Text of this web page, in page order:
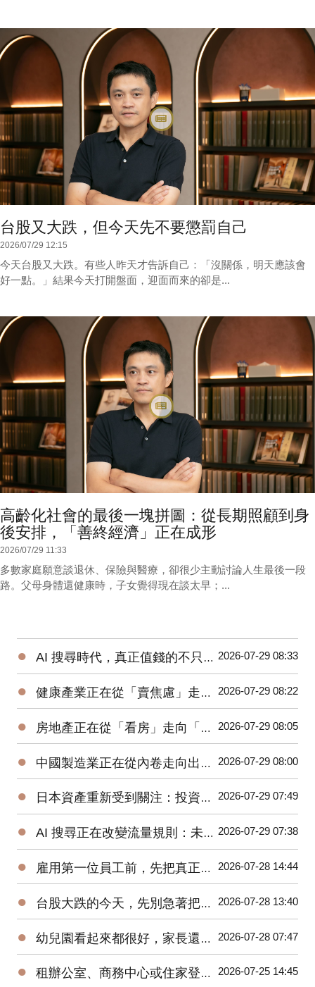
台股又大跌，但今天先不要懲罰自己
2026/07/29 12:15
今天台股又大跌。有些人昨天才告訴自己：「沒關係，明天應該會
好一點。」結果今天打開盤面，迎面而來的卻是...
高齡化社會的最後一塊拼圖：從長期照顧到身
後安排，「善終經濟」正在成形
2026/07/29 11:33
多數家庭願意談退休、保險與醫療，卻很少主動討論人生最後一段
路。父母身體還健康時，子女覺得現在談太早；...
● AI 搜尋時代，真正值錢的不只是內容，而是「工具」：為什麼工具網站正在成為新的流量入口？ 2026-07-29 08:33
● 健康產業正在從「賣焦慮」走向「幫助決策」：從健保費到益生菌，消費者真正缺的是什麼？ 2026-07-29 08:22
● 房地產正在從「看房」走向「查證」：地址資料與建案資訊，為什麼會成為新的決策基礎？ 2026-07-29 08:05
● 中國製造業正在從內卷走向出海：下一場競爭，不只比價格，也比誰更懂全球消費者 2026-07-29 08:00
● 日本資產重新受到關注：投資人不能只看日圓，而要看企業改革與營運能力 2026-07-29 07:49
● AI 搜尋正在改變流量規則：未來企業爭奪的不是排名，而是「答案入口」 2026-07-29 07:38
● 雇用第一位員工前，先把真正的人事成本算清楚 2026-07-28 14:44
● 台股大跌的今天，先別急著把自己也賣掉 2026-07-28 13:40
● 幼兒園看起來都很好，家長還能怎麼查？從立案資訊到裁罰紀錄一次整理 2026-07-28 07:47
● 租辦公室、商務中心或住家登記，哪一種最划算？ 2026-07-25 14:45